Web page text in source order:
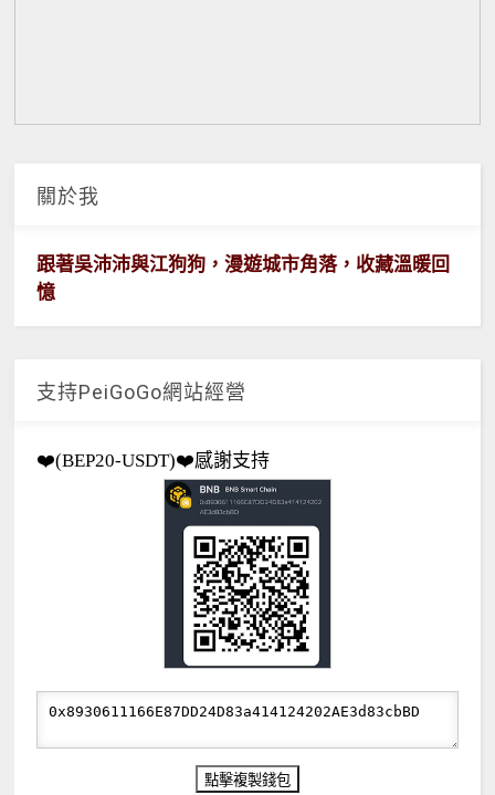
關於我
跟著吳沛沛與江狗狗，漫遊城市角落，收藏溫暖回
憶
支持PeiGoGo網站經營
❤️(BEP20-USDT)❤️感謝支持